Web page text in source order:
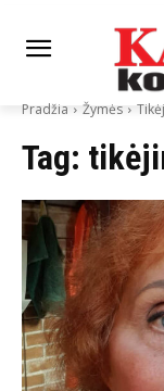
Pradžia Žymės
Tag: